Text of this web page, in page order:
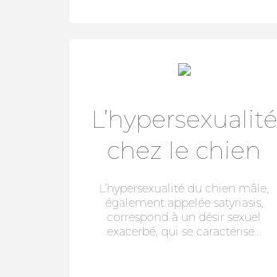
L’hypersexualité
chez le chien
L’hypersexualité du chien mâle,
également appelée satyriasis,
correspond à un désir sexuel
exacerbé, qui se caractérise...